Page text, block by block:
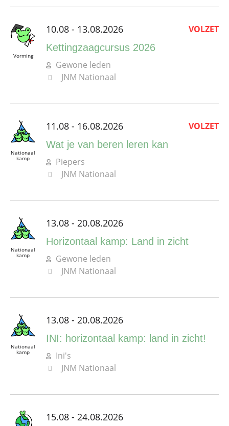
Vorming
10.08 - 13.08.2026
VOLZET
Kettingzaagcursus 2026
Gewone leden
JNM Nationaal
Nationaal
kamp
11.08 - 16.08.2026
VOLZET
Wat je van beren leren kan
Piepers
JNM Nationaal
Nationaal
kamp
13.08 - 20.08.2026
Horizontaal kamp: Land in zicht
Gewone leden
JNM Nationaal
Nationaal
kamp
13.08 - 20.08.2026
INI: horizontaal kamp: land in zicht!
Ini's
JNM Nationaal
15.08 - 24.08.2026